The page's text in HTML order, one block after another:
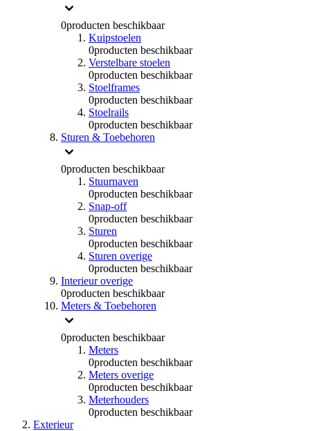
0producten beschikbaar
Kuipstoelen
0producten beschikbaar
Verstelbare stoelen
0producten beschikbaar
Stoelframes
0producten beschikbaar
Stoelrails
0producten beschikbaar
Sturen & Toebehoren
0producten beschikbaar
Stuurnaven
0producten beschikbaar
Snap-off
0producten beschikbaar
Sturen
0producten beschikbaar
Sturen overige
0producten beschikbaar
Interieur overige
0producten beschikbaar
Meters & Toebehoren
0producten beschikbaar
Meters
0producten beschikbaar
Meters overige
0producten beschikbaar
Meterhouders
0producten beschikbaar
Exterieur